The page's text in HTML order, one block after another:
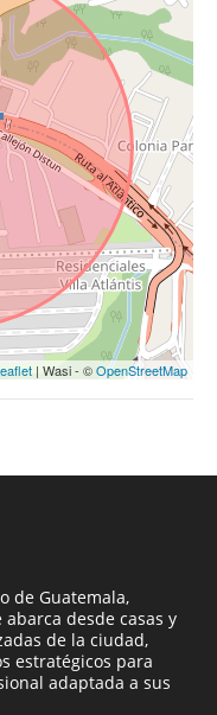
| Wasi - ©OpenStreetMap
de Guatemala,
desde casas y
de la ciudad,
estratégicos para
adaptada a sus